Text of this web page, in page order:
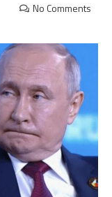
No Comments